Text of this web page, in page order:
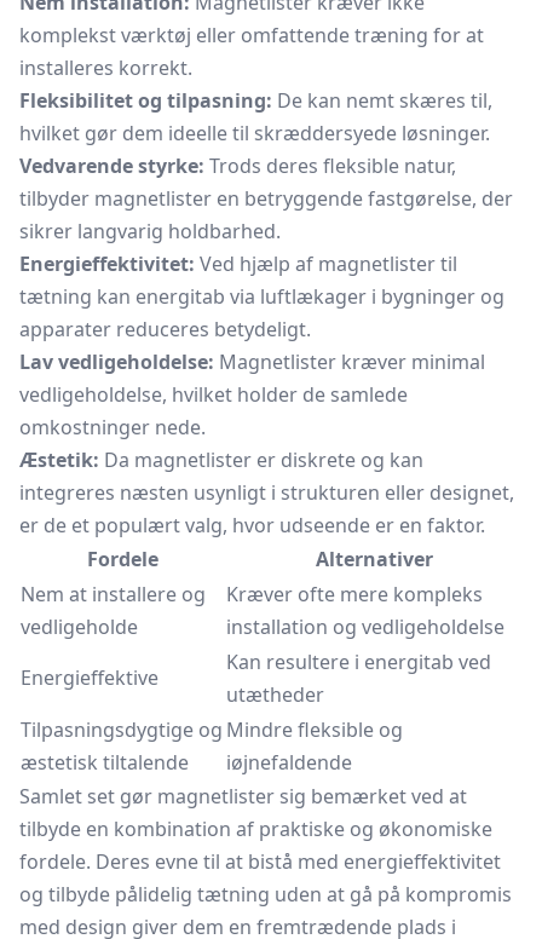
komplekst værktøj eller omfattende træning for at
installeres korrekt.
Fleksibilitet og tilpasning: De kan nemt skæres til,
hvilket gør dem ideelle til skræddersyede løsninger.
Vedvarende styrke: Trods deres fleksible natur,
tilbyder magnetlister en betryggende fastgørelse, der
sikrer langvarig holdbarhed.
Energieffektivitet: Ved hjælp af magnetlister til
tætning kan energitab via luftlækager i bygninger og
apparater reduceres betydeligt.
Lav vedligeholdelse: Magnetlister kræver minimal
vedligeholdelse, hvilket holder de samlede
omkostninger nede.
Æstetik: Da magnetlister er diskrete og kan
integreres næsten usynligt i strukturen eller designet,
er de et populært valg, hvor udseende er en faktor.
Fordele
Alternativer
Nem at installere og
vedligeholde
Kræver ofte mere kompleks
installation og vedligeholdelse
Energieffektive
Kan resultere i energitab ved
utætheder
Tilpasningsdygtige og
æstetisk tiltalende
Mindre fleksible og
iøjnefaldende
Samlet set gør magnetlister sig bemærket ved at
tilbyde en kombination af praktiske og økonomiske
fordele. Deres evne til at bistå med energieffektivitet
og tilbyde pålidelig tætning uden at gå på kompromis
med design giver dem en fremtrædende plads i